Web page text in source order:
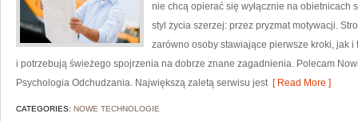
nie chcą opierać się wyłącznie na obietnicach
styl życia szerzej: przez pryzmat motywacji.
zarówno osoby stawiające pierwsze kroki, jak
i potrzebują świeżego spojrzenia na dobrze znane zagadnienia. Polecam
Psychologia Odchudzania. Największą zaletą serwisu jest[ Read More ]
CATEGORIES: NOWE TECHNOLOGIE